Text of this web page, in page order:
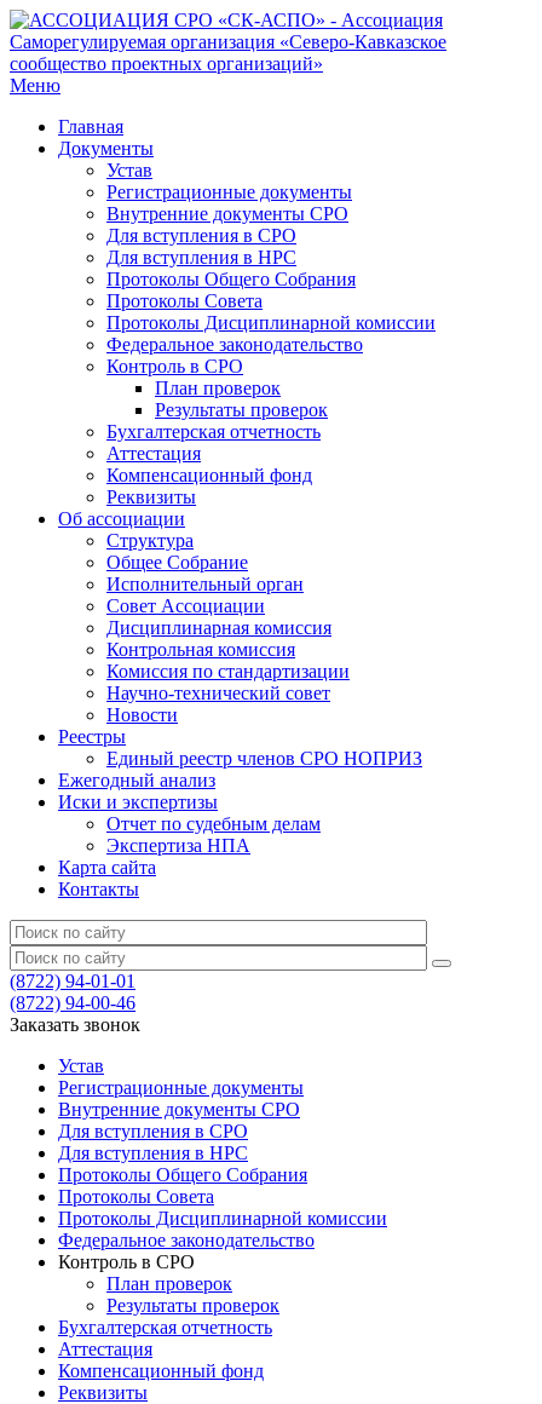
Меню
Главная
Документы
Устав
Регистрационные документы
Внутренние документы СРО
Для вступления в СРО
Для вступления в НРС
Протоколы Общего Собрания
Протоколы Совета
Протоколы Дисциплинарной комиссии
Федеральное законодательство
Контроль в СРО
План проверок
Результаты проверок
Бухгалтерская отчетность
Аттестация
Компенсационный фонд
Реквизиты
Об ассоциации
Структура
Общее Собрание
Исполнительный орган
Совет Ассоциации
Дисциплинарная комиссия
Контрольная комиссия
Комиссия по стандартизации
Научно-технический совет
Новости
Реестры
Единый реестр членов СРО НОПРИЗ
Ежегодный анализ
Иски и экспертизы
Отчет по судебным делам
Экспертиза НПА
Карта сайта
Контакты
(8722) 94-01-01
(8722) 94-00-46
Заказать звонок
Устав
Регистрационные документы
Внутренние документы СРО
Для вступления в СРО
Для вступления в НРС
Протоколы Общего Собрания
Протоколы Совета
Протоколы Дисциплинарной комиссии
Федеральное законодательство
Контроль в СРО
План проверок
Результаты проверок
Бухгалтерская отчетность
Аттестация
Компенсационный фонд
Реквизиты